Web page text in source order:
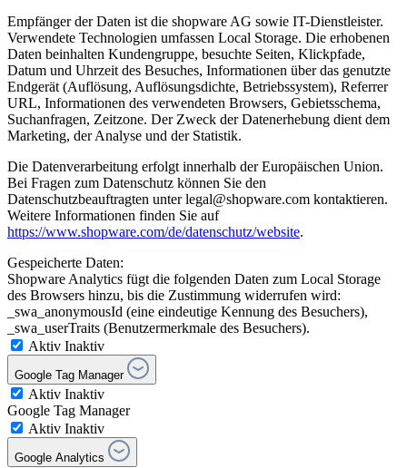
Empfänger der Daten ist die shopware AG sowie IT-Dienstleister.
Verwendete Technologien umfassen Local Storage. Die erhobenen
Daten beinhalten Kundengruppe, besuchte Seiten, Klickpfade,
Datum und Uhrzeit des Besuches, Informationen über das genutzte
Endgerät (Auflösung, Auflösungsdichte, Betriebssystem), Referrer
URL, Informationen des verwendeten Browsers, Gebietsschema,
Suchanfragen, Zeitzone. Der Zweck der Datenerhebung dient dem
Marketing, der Analyse und der Statistik.
Die Datenverarbeitung erfolgt innerhalb der Europäischen Union.
Bei Fragen zum Datenschutz können Sie den
Datenschutzbeauftragten unter legal@shopware.com kontaktieren.
Weitere Informationen finden Sie auf
https://www.shopware.com/de/datenschutz/website.
Gespeicherte Daten:
Shopware Analytics fügt die folgenden Daten zum Local Storage
des Browsers hinzu, bis die Zustimmung widerrufen wird:
_swa_anonymousId (eine eindeutige Kennung des Besuchers),
_swa_userTraits (Benutzermerkmale des Besuchers).
Aktiv Inaktiv
Google Tag Manager
Aktiv Inaktiv
Google Tag Manager
Aktiv Inaktiv
Google Analytics